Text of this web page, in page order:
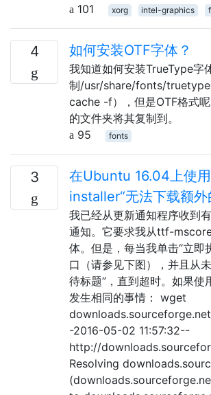
101
xorg intel-graphics
4 如何安装OTF字体？
我知道如何安装TrueType字
制/usr/share/fonts/
cache -f），但是OTF格式
的文件夹将其复制到。
95
fonts
3
在Ubuntu 16.04上使
installer“无法下载额外
我已经从更新通知程序收到
通知。它要求我从ttf-
体。但是，每当我单击“立即
口（请参见下图），并且从
待标题”，直到超时。如果
发生相同的事情： wget
-2016-05-02 11:57:32--
http://
Resolving